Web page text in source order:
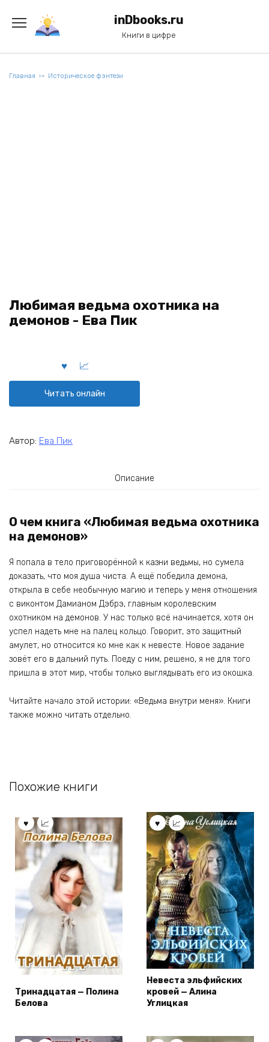
содержанию
inDbooks.ru
Книги в цифре
Главная Историческое фэнтези
Любимая ведьма охотника на
демонов - Ева Пик
Читать онлайн
Автор: Ева Пик
Описание
О чем книга «Любимая ведьма охотника
на демонов»
Я попала в тело приговорённой к казни ведьмы, но сумела
доказать, что моя душа чиста. А ещё победила демона,
открыла в себе необычную магию и теперь у меня отношения
с виконтом Дамианом Дэбрэ, главным королевским
охотником на демонов. У нас только всё начинается, хотя он
успел надеть мне на палец кольцо. Говорит, это защитный
амулет, но относится ко мне как к невесте. Новое задание
зовёт его в дальний путь. Поеду с ним, решено, я не для того
пришла в этот мир, чтобы только выглядывать его из окошка.
Читайте начало этой истории: «Ведьма внутри меня». Книги
также можно читать отдельно.
Похожие книги
Тринадцатая — Полина
Белова
Невеста эльфийских
кровей — Алина
Углицкая